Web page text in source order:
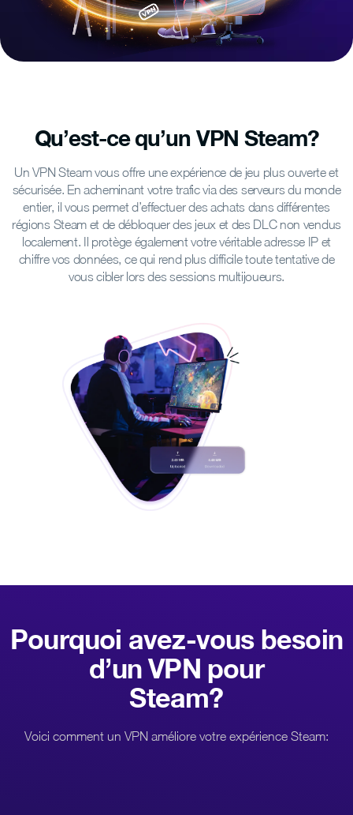
Qu’est-ce qu’un VPN Steam?
Un VPN Steam vous offre une expérience de jeu plus ouverte et
sécurisée. En acheminant votre trafic via des serveurs du monde
entier, il vous permet d’effectuer des achats dans différentes
régions Steam et de débloquer des jeux et des DLC non vendus
localement. Il protège également votre véritable adresse IP et
chiffre vos données, ce qui rend plus difficile toute tentative de
vous cibler lors des sessions multijoueurs.
Pourquoi avez-vous besoin
d’un VPN pour
Steam?
Voici comment un VPN améliore votre expérience Steam: